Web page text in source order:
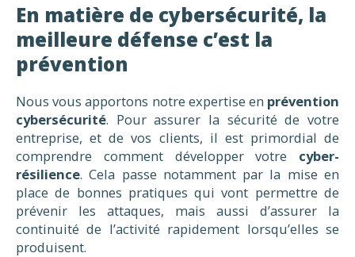
En matière de cybersécurité, la
meilleure défense c’est la
prévention
Nous vous apportons notre expertise en prévention
cybersécurité. Pour assurer la sécurité de votre
entreprise, et de vos clients, il est primordial de
comprendre comment développer votre cyber-
résilience. Cela passe notamment par la mise en
place de bonnes pratiques qui vont permettre de
prévenir les attaques, mais aussi d’assurer la
continuité de l’activité rapidement lorsqu’elles se
produisent.